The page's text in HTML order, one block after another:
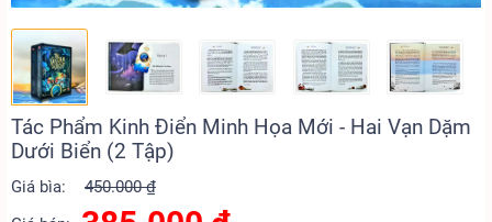
Tác Phẩm Kinh Điển Minh Họa Mới - Hai Vạn Dặm
Dưới Biển (2 Tập)
Giá bìa:
450.000 ₫